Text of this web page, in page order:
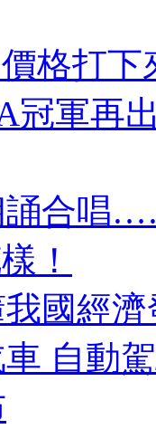
格打下
冠軍再
誦合唱
！
國經
車 自動